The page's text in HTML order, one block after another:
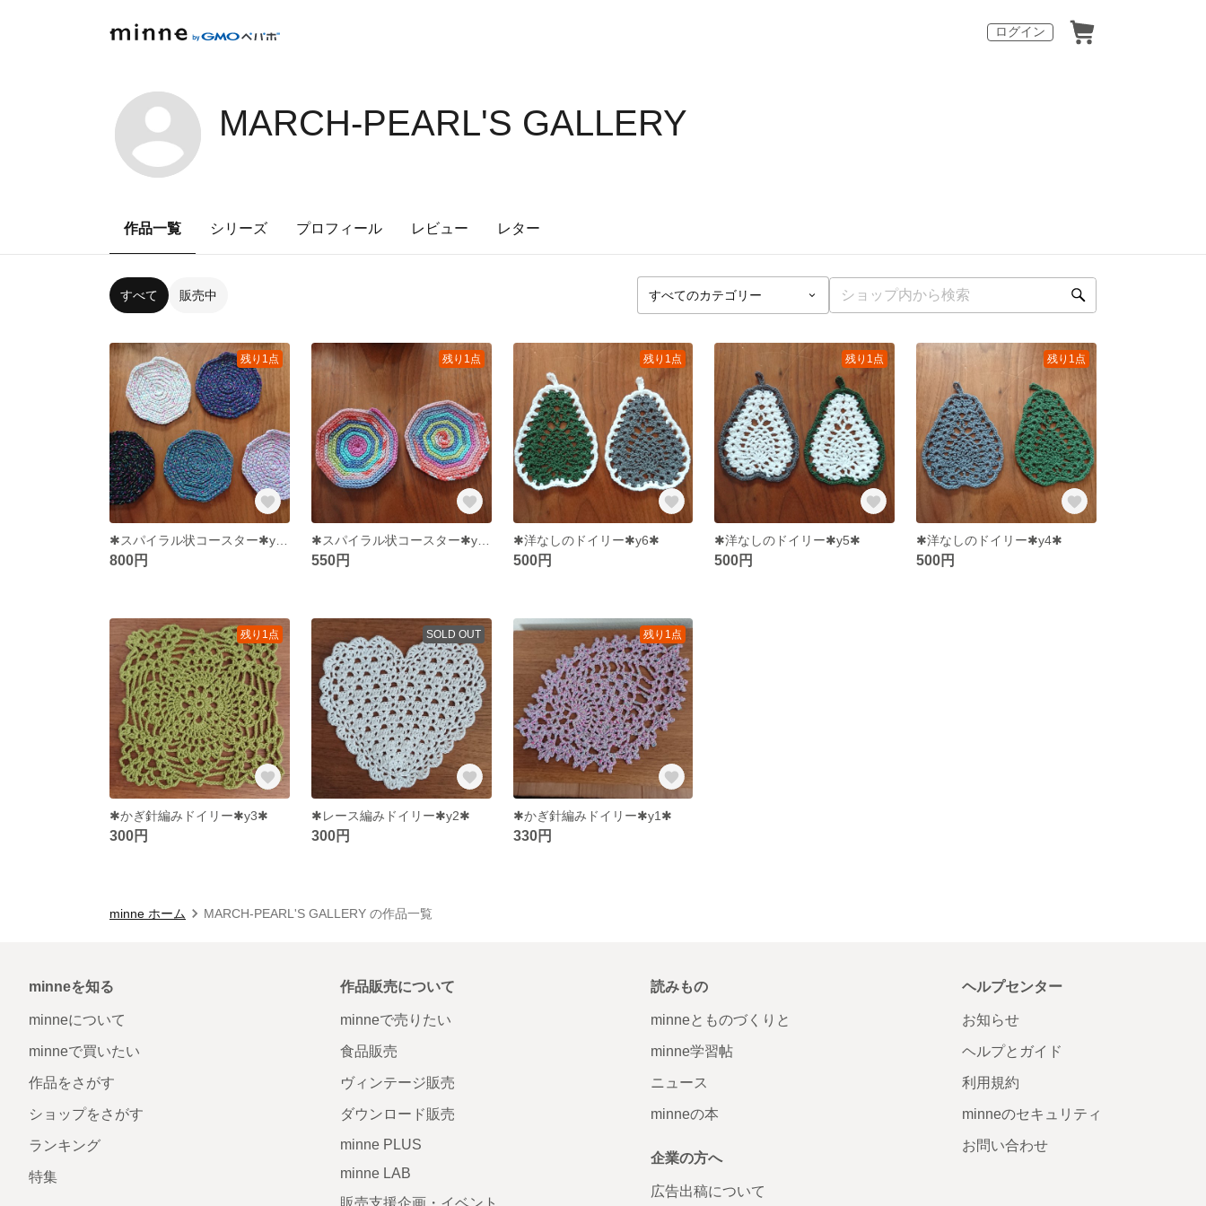
ログイン
MARCH-PEARL'S GALLERY
作品一覧 シリーズ プロフィール レビュー レター
すべて 販売中
残り1点
800円
残り1点
✱スパイラル状コースター✱y7✱
550円
残り1点
✱洋なしのドイリー✱y6✱
500円
残り1点
✱洋なしのドイリー✱y5✱
500円
残り1点
✱洋なしのドイリー✱y4✱
500円
残り1点
✱かぎ針編みドイリー✱y3✱
300円
SOLD OUT
✱レース編みドイリー✱y2✱
300円
残り1点
✱かぎ針編みドイリー✱y1✱
330円
minne ホーム MARCH-PEARL'S GALLERY の作品一覧
minneを知る
minneについて
minneで買いたい
作品をさがす
ショップをさがす
ランキング
特集
作品販売について
minneで売りたい
食品販売
ヴィンテージ販売
ダウンロード販売
minne PLUS
minne LAB
販売支援企画・イベント
読みもの
minneとものづくりと
minne学習帖
ニュース
minneの本
企業の方へ
広告出稿について
ヘルプセンター
お知らせ
ヘルプとガイド
利用規約
minneのセキュリティ
お問い合わせ